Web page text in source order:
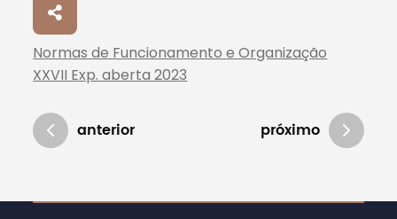
Normas de Funcionamento e Organização
XXVII Exp. aberta 2023
anterior próximo
Atualizado em 01/08/2024